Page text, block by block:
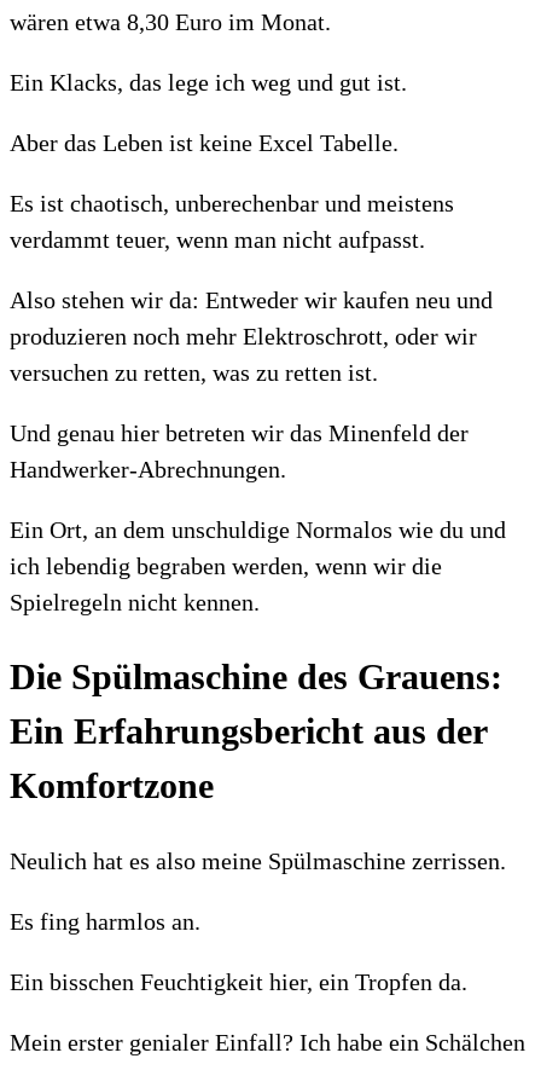
wären etwa 8,30 Euro im Monat.
Ein Klacks, das lege ich weg und gut ist.
Aber das Leben ist keine Excel Tabelle.
Es ist chaotisch, unberechenbar und meistens
verdammt teuer, wenn man nicht aufpasst.
Also stehen wir da: Entweder wir kaufen neu und
produzieren noch mehr Elektroschrott, oder wir
versuchen zu retten, was zu retten ist.
Und genau hier betreten wir das Minenfeld der
Handwerker-Abrechnungen.
Ein Ort, an dem unschuldige Normalos wie du und
ich lebendig begraben werden, wenn wir die
Spielregeln nicht kennen.
Die Spülmaschine des Grauens:
Ein Erfahrungsbericht aus der
Komfortzone
Neulich hat es also meine Spülmaschine zerrissen.
Es fing harmlos an.
Ein bisschen Feuchtigkeit hier, ein Tropfen da.
Mein erster genialer Einfall? Ich habe ein Schälchen